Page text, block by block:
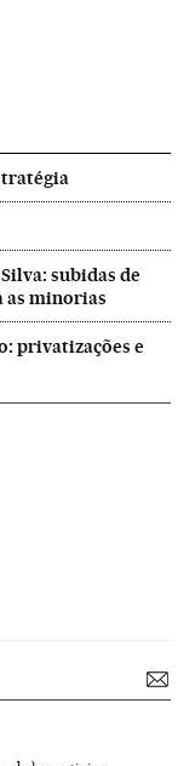
subidas de
as minorias
privatizações e